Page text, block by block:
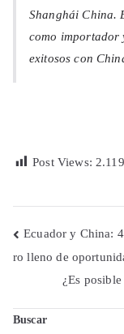
Shanghái China.
como importador
exitosos con
Post Views: 2.119
entradas
Ecuador y China:
ro lleno de
¿Es
Buscar